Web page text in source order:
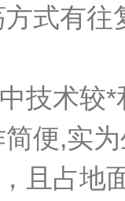
式有
术较*
便,实
且占地